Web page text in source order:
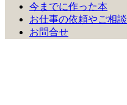
今までに作った本
お仕事の依頼やご相談
お問合せ